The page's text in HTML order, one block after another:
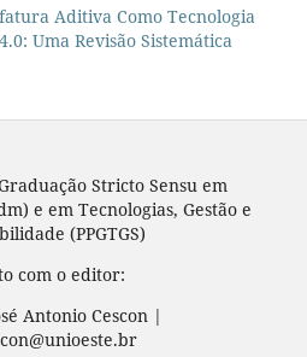
Aditiva Como Tecnologia
Uma Revisão Sistemática
Stricto Sensu em
e em Tecnologias, Gestão e
(PPGTGS)
com o editor:
Antonio Cescon |